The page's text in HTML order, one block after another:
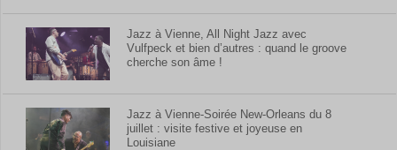
Jazz à Vienne, All Night Jazz avec
Vulfpeck et bien d’autres : quand le groove
cherche son âme !
Jazz à Vienne-Soirée New-Orleans du 8
juillet : visite festive et joyeuse en
Louisiane